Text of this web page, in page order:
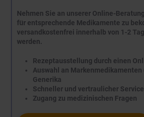
Nehmen Sie an unserer Online-
für entsprechende Medikamente zu
versandkostenfrei innerhalb von 1-2
werden.
Rezeptausstellung durch einen
Auswahl an Markenmedikamenten
Generika
Schneller und vertraulicher Service
Zugang zu medizinischen Fragen